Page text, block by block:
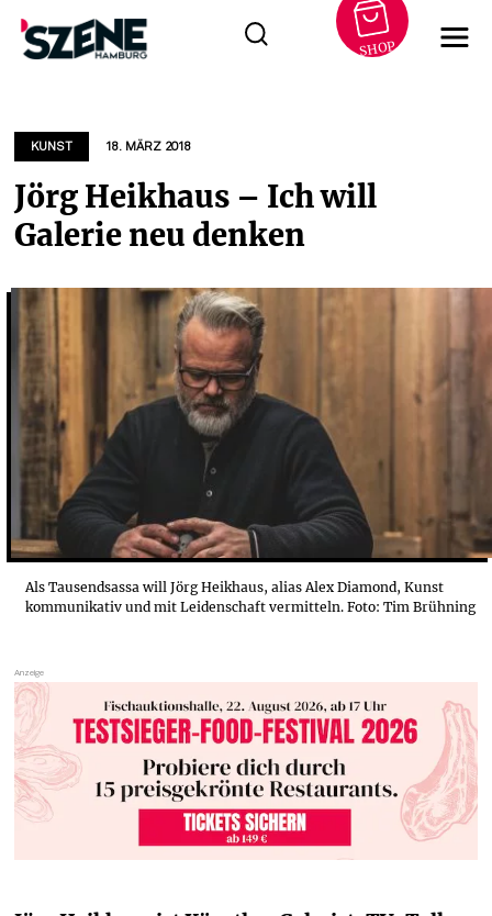
springen
SHOP
KUNST 18. MÄRZ 2018
Jörg Heikhaus – Ich will
Galerie neu denken
Als Tausendsassa will Jörg Heikhaus, alias Alex Diamond, Kunst
kommunikativ und mit Leidenschaft vermitteln. Foto: Tim Brühning